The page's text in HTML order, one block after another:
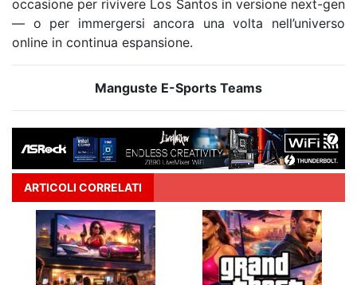
occasione per rivivere Los Santos in versione next-gen
— o per immergersi ancora una volta nell’universo
online in continua espansione.
Manguste E-Sports Teams
ARTICOLI CORRELATI